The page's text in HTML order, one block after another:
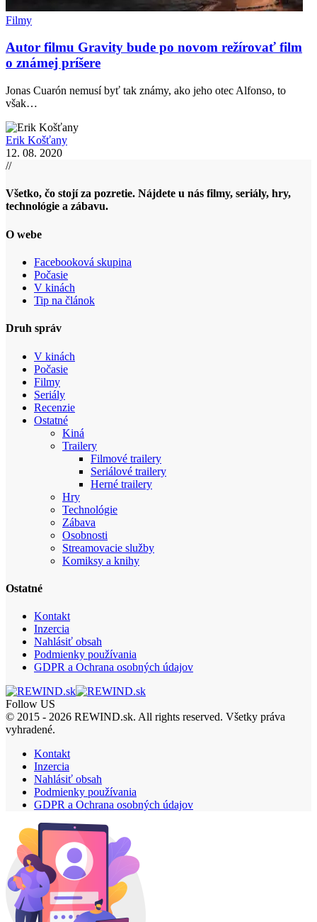
Filmy
Autor filmu Gravity bude po novom režírovať film
o známej príšere
Jonas Cuarón nemusí byť tak známy, ako jeho otec Alfonso, to
však…
Erik Košťany
12. 08. 2020
//
Všetko, čo stojí za pozretie. Nájdete u nás filmy, seriály, hry,
technológie a zábavu.
O webe
Facebooková skupina
Počasie
V kinách
Tip na článok
Druh správ
V kinách
Počasie
Filmy
Seriály
Recenzie
Ostatné
Kiná
Trailery
Filmové trailery
Seriálové trailery
Herné trailery
Hry
Technológie
Zábava
Osobnosti
Streamovacie služby
Komiksy a knihy
Ostatné
Kontakt
Inzercia
Nahlásiť obsah
Podmienky používania
GDPR a Ochrana osobných údajov
Follow US
© 2015 - 2026 REWIND.sk. All rights reserved. Všetky práva
vyhradené.
Kontakt
Inzercia
Nahlásiť obsah
Podmienky používania
GDPR a Ochrana osobných údajov